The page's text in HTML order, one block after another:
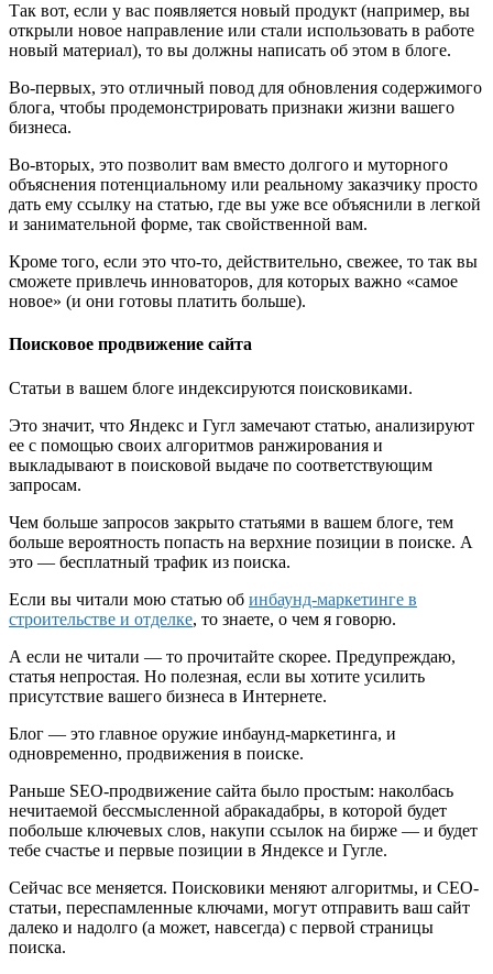
Так вот, если у вас появляется новый продукт (например, вы
открыли новое направление или стали использовать в работе
новый материал), то вы должны написать об этом в блоге.
Во-первых, это отличный повод для обновления содержимого
блога, чтобы продемонстрировать признаки жизни вашего
бизнеса.
Во-вторых, это позволит вам вместо долгого и муторного
объяснения потенциальному или реальному заказчику просто
дать ему ссылку на статью, где вы уже все объяснили в легкой
и занимательной форме, так свойственной вам.
Кроме того, если это что-то, действительно, свежее, то так вы
сможете привлечь инноваторов, для которых важно «самое
новое» (и они готовы платить больше).
Поисковое продвижение сайта
Статьи в вашем блоге индексируются поисковиками.
Это значит, что Яндекс и Гугл замечают статью, анализируют
ее с помощью своих алгоритмов ранжирования и
выкладывают в поисковой выдаче по соответствующим
запросам.
Чем больше запросов закрыто статьями в вашем блоге, тем
больше вероятность попасть на верхние позиции в поиске. А
это — бесплатный трафик из поиска.
Если вы читали мою статью об инбаунд-маркетинге в
строительстве и отделке, то знаете, о чем я говорю.
А если не читали — то прочитайте скорее. Предупреждаю,
статья непростая. Но полезная, если вы хотите усилить
присутствие вашего бизнеса в Интернете.
Блог — это главное оружие инбаунд-маркетинга, и
одновременно, продвижения в поиске.
Раньше SEO-продвижение сайта было простым: наколбась
нечитаемой бессмысленной абракадабры, в которой будет
побольше ключевых слов, накупи ссылок на бирже — и будет
тебе счастье и первые позиции в Яндексе и Гугле.
Сейчас все меняется. Поисковики меняют алгоритмы, и СЕО-
статьи, переспамленные ключами, могут отправить ваш сайт
далеко и надолго (а может, навсегда) с первой страницы
поиска.